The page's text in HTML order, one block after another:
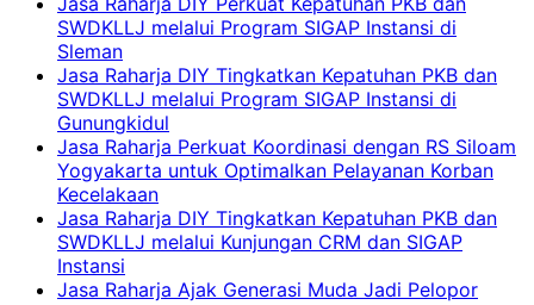
SWDKLLJ melalui Program SIGAP Instansi di
Sleman
Jasa Raharja DIY Tingkatkan Kepatuhan PKB dan
SWDKLLJ melalui Program SIGAP Instansi di
Gunungkidul
Jasa Raharja Perkuat Koordinasi dengan RS Siloam
Yogyakarta untuk Optimalkan Pelayanan Korban
Kecelakaan
Jasa Raharja DIY Tingkatkan Kepatuhan PKB dan
SWDKLLJ melalui Kunjungan CRM dan SIGAP
Instansi
Jasa Raharja Ajak Generasi Muda Jadi Pelopor